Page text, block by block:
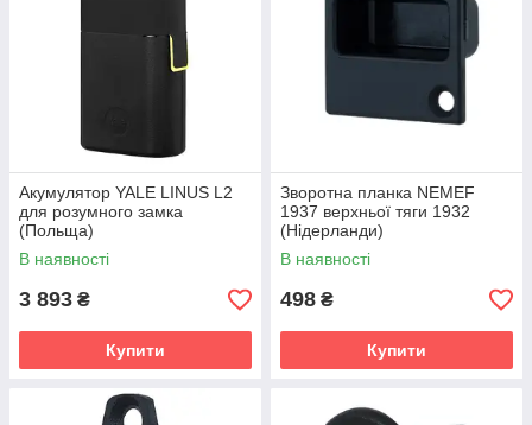
Акумулятор YALE LINUS L2
для розумного замка
(Польща)
В наявності
3 893 ₴
Купити
Зворотна планка NEMEF
1937 верхньої тяги 1932
(Нідерланди)
В наявності
498 ₴
Купити